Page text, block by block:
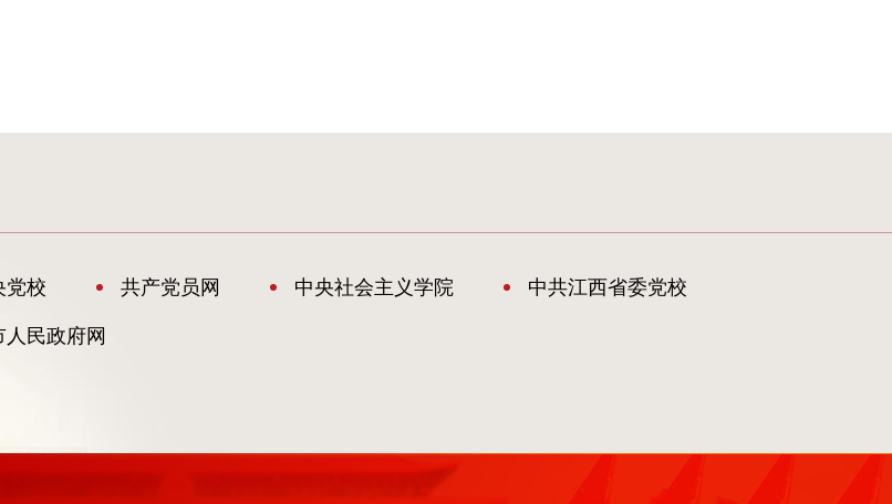
党校 共产党员网 中央社会主义学院 中共江西省委党校
民政府网